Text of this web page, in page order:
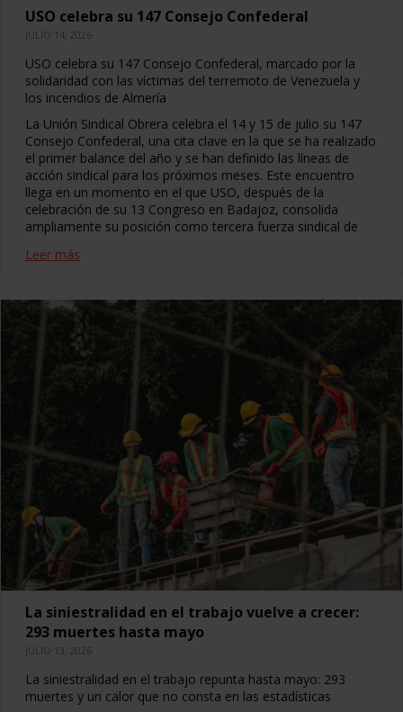
USO celebra su 147 Consejo Confederal
JULIO 14, 2026
USO celebra su 147 Consejo Confederal, marcado por la
solidaridad con las víctimas del terremoto de Venezuela y
los incendios de Almería
La Unión Sindical Obrera celebra el 14 y 15 de julio su 147
Consejo Confederal, una cita clave en la que se ha realizado
el primer balance del año y se han definido las líneas de
acción sindical para los próximos meses. Este encuentro
llega en un momento en el que USO, después de la
celebración de su 13 Congreso en Badajoz, consolida
ampliamente su posición como tercera fuerza sindical de
Leer más
La siniestralidad en el trabajo vuelve a crecer:
293 muertes hasta mayo
JULIO 13, 2026
La siniestralidad en el trabajo repunta hasta mayo: 293
muertes y un calor que no consta en las estadísticas